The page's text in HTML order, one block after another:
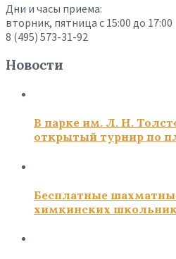
Дни и часы приема:
вторник, пятница с 15:00 до 17:00
8 (495) 573-31-92
Новости
В парке им. Л. Н.
открытый турнир по
Бесплатные
химкинских